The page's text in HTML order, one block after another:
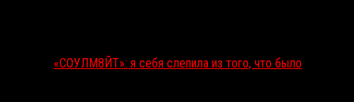
«СОУЛМ8ЙТ»: я себя слепила из того, что было